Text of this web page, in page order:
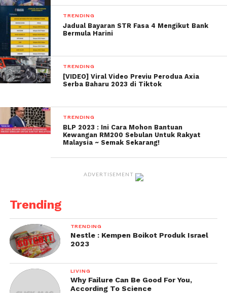
TRENDING
Jadual Bayaran STR Fasa 4 Mengikut Bank
Bermula Harini
TRENDING
[VIDEO] Viral Video Previu Perodua Axia
Serba Baharu 2023 di Tiktok
TRENDING
BLP 2023 : Ini Cara Mohon Bantuan
Kewangan RM200 Sebulan Untuk Rakyat
Malaysia ~ Semak Sekarang!
ADVERTISEMENT
Trending
TRENDING
Nestle : Kempen Boikot Produk Israel
2023
LIVING
Why Failure Can Be Good For You,
According To Science